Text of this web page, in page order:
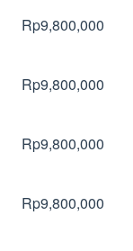
Rp9,800,000
Rp9,800,000
Rp9,800,000
Rp9,800,000